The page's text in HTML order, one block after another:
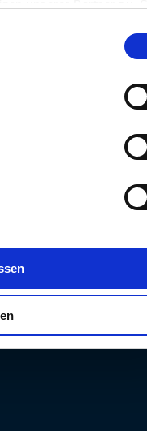
Seitenende klicken.
gemeldet und haben
Weitere Informationen